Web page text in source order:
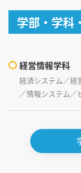
学部・学科
経営情報学科
経済システム／経
／情報システム／